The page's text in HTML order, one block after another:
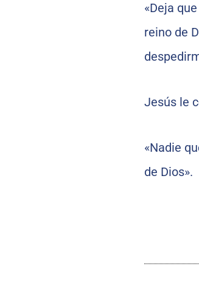
«Deja
reino de
Jesús le
«Nadie
de Dios».